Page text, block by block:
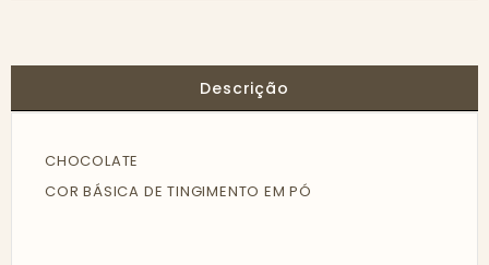
Descrição
CHOCOLATE
COR BÁSICA DE TINGIMENTO EM PÓ